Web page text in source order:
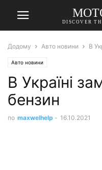
DISCOVER
Додому Авто новини В
Авто новини
В Україні
бензин
по maxwelhelp - 16.10.2021